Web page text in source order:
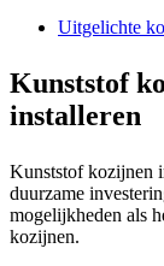
Uitgelichte
Kunststof
installeren
Kunststof kozijnen
duurzame
mogelijkheden als
kozijnen.